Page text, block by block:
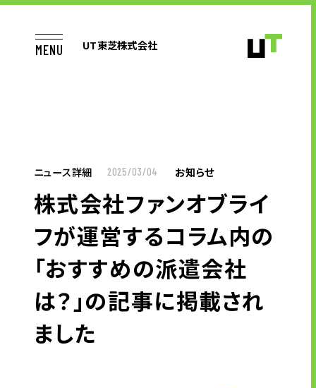
MENU UT東芝株式会社
お仕事をお探しの方へ
企業のご担当者様へ
ニュース詳細 2025/03/04 お知らせ
株式会社ファンオブライ
フが運営するコラム内の
「おすすめの派遣会社
は？」の記事に掲載され
ました